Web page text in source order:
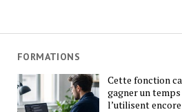
FORMATIONS
Cette fonction
gagner un
l’utilisent encore